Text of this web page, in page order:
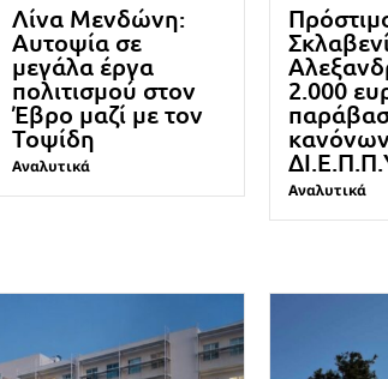
Λίνα Μενδώνη:
Αυτοψία σε
μεγάλα έργα
πολιτισμού στον
Έβρο μαζί με τον
Τοψίδη
Αναλυτικά
2.000
Αναλυτικά